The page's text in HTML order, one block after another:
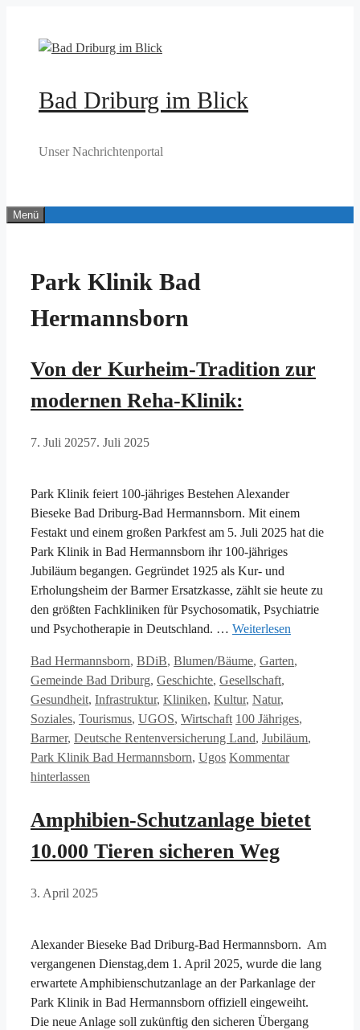
springen
Bad Driburg im Blick
Unser Nachrichtenportal
Menü
Park Klinik Bad
Hermannsborn
Von der Kurheim-Tradition zur
modernen Reha-Klinik:
7. Juli 20257. Juli 2025
Park Klinik feiert 100-jähriges Bestehen Alexander
Bieseke Bad Driburg-Bad Hermannsborn. Mit einem
Festakt und einem großen Parkfest am 5. Juli 2025 hat die
Park Klinik in Bad Hermannsborn ihr 100-jähriges
Jubiläum begangen. Gegründet 1925 als Kur- und
Erholungsheim der Barmer Ersatzkasse, zählt sie heute zu
den größten Fachkliniken für Psychosomatik, Psychiatrie
und Psychotherapie in Deutschland. … Weiterlesen
Kategorien
Bad Hermannsborn, BDiB, Blumen/Bäume, Garten,
Gemeinde Bad Driburg, Geschichte, Gesellschaft,
Gesundheit, Infrastruktur, Kliniken, Kultur, Natur,
Soziales, Tourismus, UGOS, Wirtschaft Schlagwörter
100 Jähriges,
Barmer, Deutsche Rentenversicherung Land, Jubiläum,
Park Klinik Bad Hermannsborn, Ugos Kommentar
hinterlassen
Amphibien-Schutzanlage bietet
10.000 Tieren sicheren Weg
3. April 2025
Alexander Bieseke Bad Driburg-Bad Hermannsborn. Am
vergangenen Dienstag,dem 1. April 2025, wurde die lang
erwartete Amphibienschutzanlage an der Parkanlage der
Park Klinik in Bad Hermannsborn offiziell eingeweiht.
Die neue Anlage soll zukünftig den sicheren Übergang